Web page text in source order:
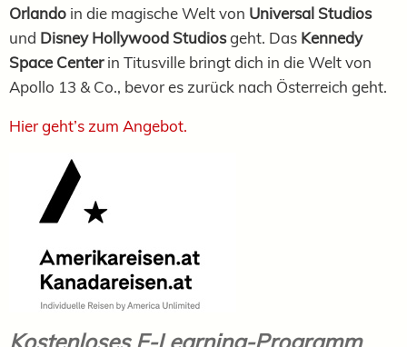
Orlando in die magische Welt von Universal Studios
und Disney Hollywood Studiosgeht. Das Kennedy
Space Centerin Titusville bringt dich in die Welt von
Apollo 13 & Co., bevor es zurück nach Österreich geht.
Hier geht’s zum Angebot.